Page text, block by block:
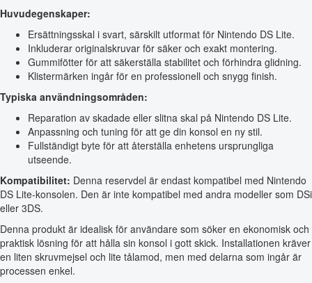
Huvudegenskaper:
Ersättningsskal i svart, särskilt utformat för Nintendo DS Lite.
Inkluderar originalskruvar för säker och exakt montering.
Gummifötter för att säkerställa stabilitet och förhindra glidning.
Klistermärken ingår för en professionell och snygg finish.
Typiska användningsområden:
Reparation av skadade eller slitna skal på Nintendo DS Lite.
Anpassning och tuning för att ge din konsol en ny stil.
Fullständigt byte för att återställa enhetens ursprungliga
utseende.
Kompatibilitet: Denna reservdel är endast kompatibel med Nintendo
DS Lite-konsolen. Den är inte kompatibel med andra modeller som DSi
eller 3DS.
Denna produkt är idealisk för användare som söker en ekonomisk och
praktisk lösning för att hålla sin konsol i gott skick. Installationen kräver
en liten skruvmejsel och lite tålamod, men med delarna som ingår är
processen enkel.